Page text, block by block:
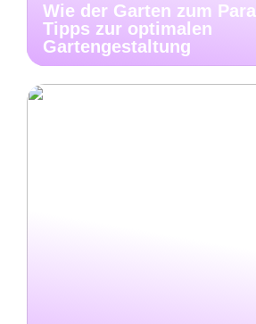
Wie der Garten zum
Tipps zur optimalen
Gartengestaltung